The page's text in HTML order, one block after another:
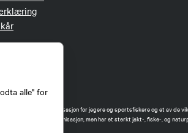
alle" for
organisasjon for jegere og sportsfiskere og et av de
nøytral organisasjon, men har et sterkt jakt-, fiske-, og